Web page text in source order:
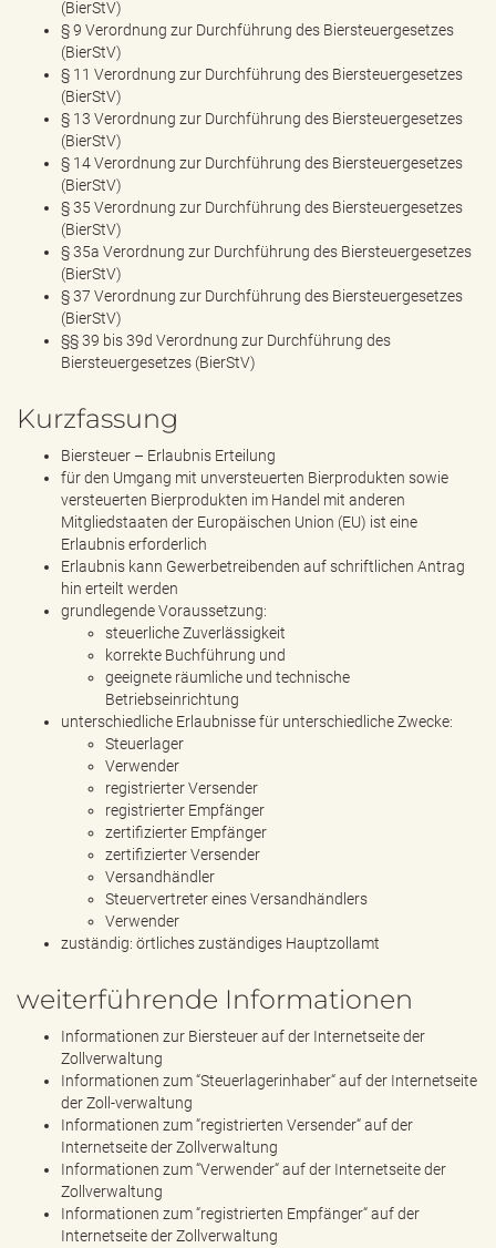
(BierStV)
§ 9 Verordnung zur Durchführung des Biersteuergesetzes
(BierStV)
§ 11 Verordnung zur Durchführung des Biersteuergesetzes
(BierStV)
§ 13 Verordnung zur Durchführung des Biersteuergesetzes
(BierStV)
§ 14 Verordnung zur Durchführung des Biersteuergesetzes
(BierStV)
§ 35 Verordnung zur Durchführung des Biersteuergesetzes
(BierStV)
§ 35a Verordnung zur Durchführung des Biersteuergesetzes
(BierStV)
§ 37 Verordnung zur Durchführung des Biersteuergesetzes
(BierStV)
§§ 39 bis 39d Verordnung zur Durchführung des
Biersteuergesetzes (BierStV)
Kurzfassung
Biersteuer – Erlaubnis Erteilung
für den Umgang mit unversteuerten Bierprodukten sowie
versteuerten Bierprodukten im Handel mit anderen
Mitgliedstaaten der Europäischen Union (EU) ist eine
Erlaubnis erforderlich
Erlaubnis kann Gewerbetreibenden auf schriftlichen Antrag
hin erteilt werden
grundlegende Voraussetzung:
steuerliche Zuverlässigkeit
korrekte Buchführung und
geeignete räumliche und technische
Betriebseinrichtung
unterschiedliche Erlaubnisse für unterschiedliche Zwecke:
Steuerlager
Verwender
registrierter Versender
registrierter Empfänger
zertifizierter Empfänger
zertifizierter Versender
Versandhändler
Steuervertreter eines Versandhändlers
Verwender
zuständig: örtliches zuständiges Hauptzollamt
weiterführende Informationen
Informationen zur Biersteuer auf der Internetseite der
Zollverwaltung
Informationen zum “Steuerlagerinhaber“ auf der Internetseite
der Zoll-verwaltung
Informationen zum “registrierten Versender“ auf der
Internetseite der Zollverwaltung
Informationen zum “Verwender“ auf der Internetseite der
Zollverwaltung
Informationen zum “registrierten Empfänger“ auf der
Internetseite der Zollverwaltung